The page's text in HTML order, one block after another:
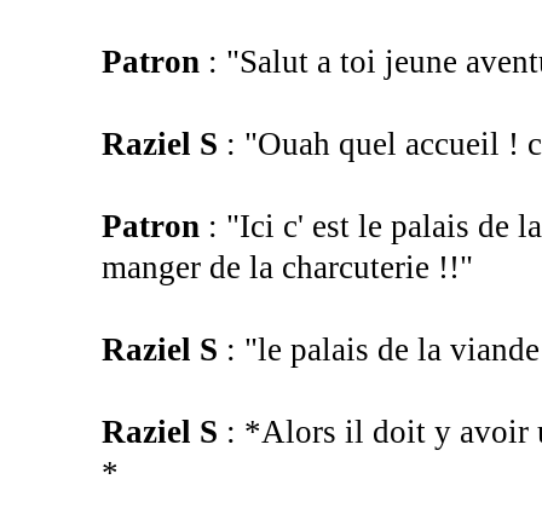
Patron : "Salut a toi jeune
Raziel S : "Ouah quel accueil !
Patron : "Ici c' est le palais de
manger de la charcuterie !!"
Raziel S : "le palais de la
Raziel S : *Alors il doit y avoir
*